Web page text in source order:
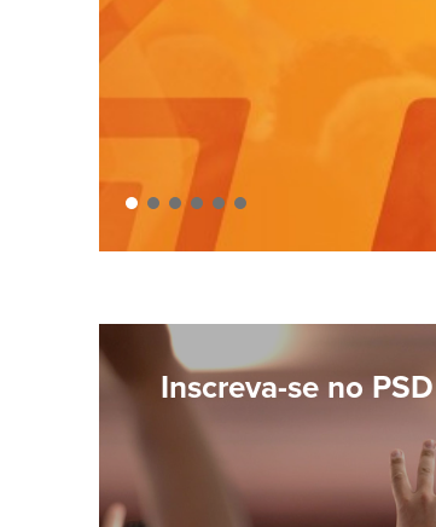
Inscreva-se no PSD